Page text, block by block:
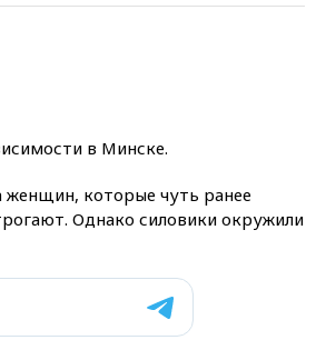
в Минске.
которые чуть ранее
Однако силовики окружили